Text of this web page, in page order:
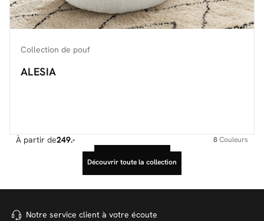
Collection de pouf
ALESIA
À partir de249.- 8Couleurs
Découvrir toute la collection
Notre service client à votre écoute